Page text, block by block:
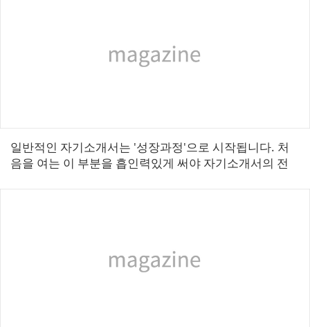
일반적인 자기소개서는 ′성장과정′으로 시작됩니다. 처
음을 여는 이 부분을 흡인력있게 써야 자기소개서의 전
원하는 자기소개서의 한정된 분량에 ...